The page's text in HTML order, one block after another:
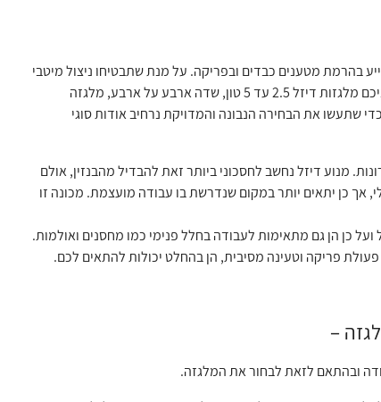
בהרמת מטענים כבדים ובפריקה. על מנת שתבטיחו ניצול מיטבי
של הכלי החזק הזה מומלץ לבחור את הכלי המתאים ביותר לתנאים ולצרכים שלכם בעסק. לפניכם מלגזות דיזל 2.5 עד 5 טון, שדה ארבע על ארבע, מלגזה
שתעשו את הבחירה הנבונה והמדויקת נרחיב אודות סוגי
מנוע דיזל נחשב לחסכוני ביותר זאת להבדיל מהבנזין, אולם
אך כן יתאים יותר במקום שנדרשת בו עבודה מועצמת. מכונה זו
כן הן גם מתאימות לעבודה בחלל פנימי כמו מחסנים ואולמות.
–
ובהתאם לזאת לבחור את המלגזה.